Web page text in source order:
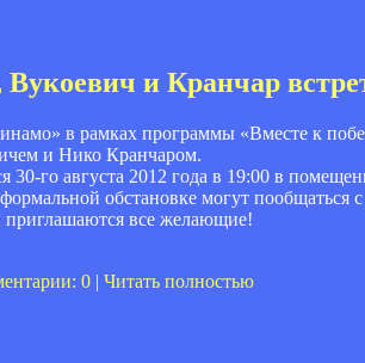
и Кранчар
в рамках программы «Вместе к
и Нико Кранчаром.
30-го августа 2012 года в 19:00 в
обстановке могут пообщаться
все желающие!
0 | Читать полностью